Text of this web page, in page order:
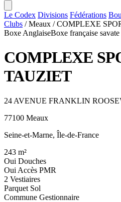
Le Codex Divisions Fédérations
Clubs / Meaux / COMPLEXE
Boxe AnglaiseBoxe française savate
COMPLEXE
TAUZIET
24 AVENUE FRANKLIN
77100 Meaux
Seine-et-Marne, Île-de-France
243 m²
Oui Douches
Oui Accès PMR
2 Vestiaires
Parquet Sol
Commune Gestionnaire